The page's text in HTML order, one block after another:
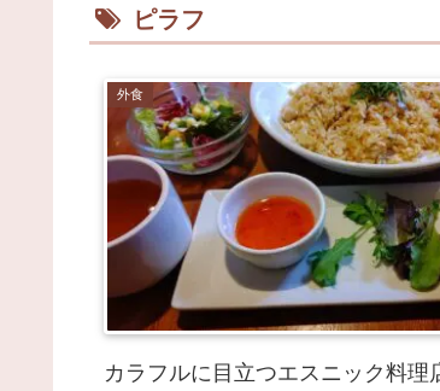
ピラフ
外食
カラフルに目立つエスニック料理